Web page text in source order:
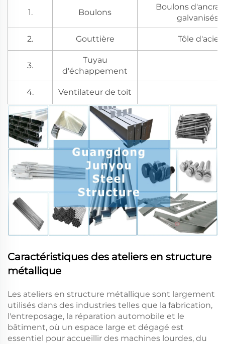
1. Boulons
Boulons
galvanisés,
2. Gouttière Tôle
3.
Tuyau
d'échappement
4. Ventilateur de toit
Caractéristiques des ateliers en structure
métallique
Les ateliers en structure métallique sont largement
utilisés dans des industries telles que la fabrication,
l'entreposage, la réparation automobile et le
bâtiment, où un espace large et dégagé est
essentiel pour accueillir des machines lourdes, du